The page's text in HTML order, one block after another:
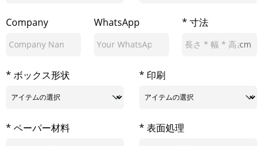
Company WhatsApp * 寸法
cm
* ボックス形状 * 印刷
* ペーパー材料 * 表面処理